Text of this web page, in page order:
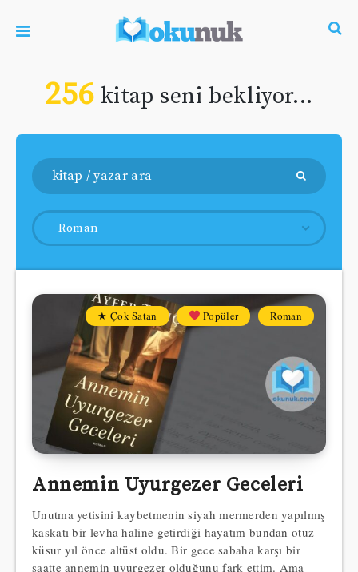
256 kitap seni bekliyor...
Roman
★ Çok Satan Popüler Roman
Annemin Uyurgezer Geceleri
Unutma yetisini kaybetmenin siyah mermerden yapılmış
kaskatı bir levha haline getirdiği hayatım bundan otuz
küsur yıl önce altüst oldu. Bir gece sabaha karşı bir
saatte annemin uyurgezer olduğunu fark ettim. Ama